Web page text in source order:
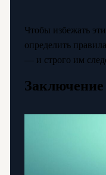
Чтобы избежать
определить
— и строго им
Заключение